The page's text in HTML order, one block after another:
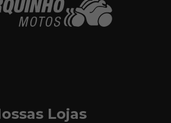
Lojas